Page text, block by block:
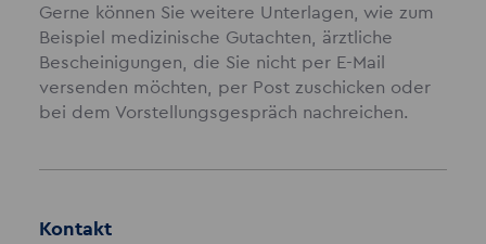
Gerne können Sie weitere Unterlagen, wie zum
Beispiel medizinische Gutachten, ärztliche
Bescheinigungen, die Sie nicht per E-Mail
versenden möchten, per Post zuschicken oder
bei dem Vorstellungsgespräch nachreichen.
Kontakt